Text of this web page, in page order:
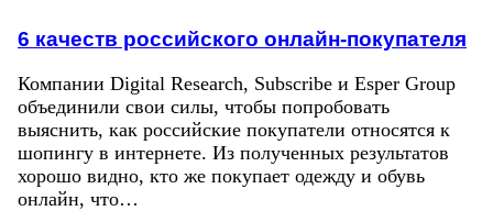
6 качеств российского онлайн-покупателя
Компании Digital Research, Subscribe и Esper Group
объединили свои силы, чтобы попробовать
выяснить, как российские покупатели относятся к
шопингу в интернете. Из полученных результатов
хорошо видно, кто же покупает одежду и обувь
онлайн, что…